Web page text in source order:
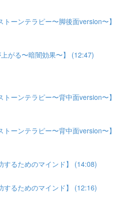
ーンテラピー〜脚後面version〜】
がる〜暗闇効果〜】 (12:47)
ーンテラピー〜背中面version〜】
ーンテラピー〜背中面version〜】
するためのマインド】 (14:08)
するためのマインド】 (12:16)